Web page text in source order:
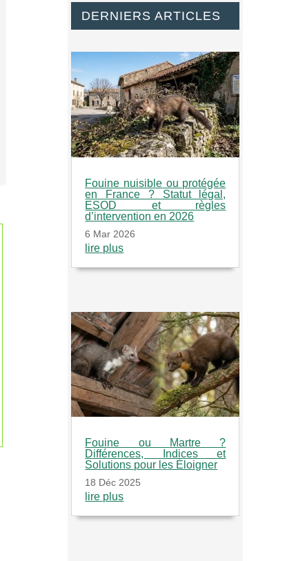
DERNIERS ARTICLES
Fouine nuisible ou protégée
en France ? Statut légal,
ESOD et règles
d’intervention en 2026
6 Mar 2026
lire plus
Fouine ou Martre ?
Différences, Indices et
Solutions pour les Éloigner
18 Déc 2025
lire plus